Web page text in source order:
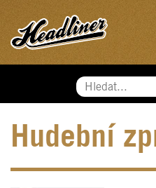
Hledat...
Hudební